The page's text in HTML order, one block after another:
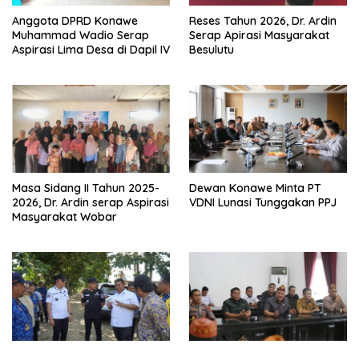
Anggota DPRD Konawe
Muhammad Wadio Serap
Aspirasi Lima Desa di Dapil IV
Reses Tahun 2026, Dr. Ardin
Serap Apirasi Masyarakat
Besulutu
Masa Sidang II Tahun 2025-
2026, Dr. Ardin serap Aspirasi
Masyarakat Wobar
Dewan Konawe Minta PT
VDNI Lunasi Tunggakan PPJ